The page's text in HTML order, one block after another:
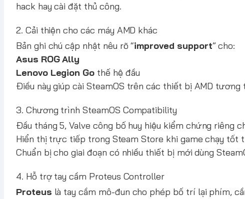
hack hay cài đặt thủ công.
2. Cải thiện cho các máy AMD khác
Bản ghi chú cập nhật nêu rõ “improved support” cho:
Asus ROG Ally
Lenovo Legion Go thế hệ đầu
Điều này giúp cài SteamOS trên các thiết bị AMD
3. Chương trình SteamOS Compatibility
Đầu tháng 5, Valve công bố huy hiệu kiểm chứng riêng
Hiển thị trực tiếp trong Steam Store khi game chạy tốt
Chuẩn bị cho giai đoạn có nhiều thiết bị mới dùng
4. Hỗ trợ tay cầm Proteus Controller
Proteus là tay cầm mô-đun cho phép bố trí lại phím,